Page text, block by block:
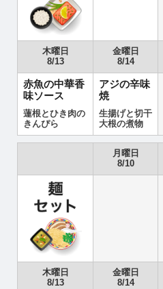
木曜日
8/13
金曜日
8/14
赤魚の中華香
味ソース
蓮根とひき肉の
きんぴら
アジの辛味
焼
生揚げと切干
大根の煮物
月曜日
8/10
木曜日
8/13
金曜日
8/14